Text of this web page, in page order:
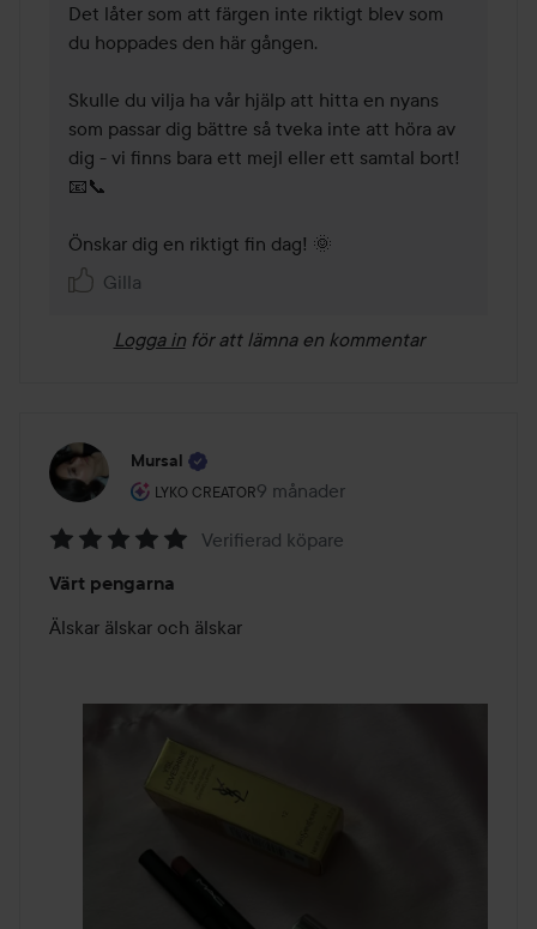
Det låter som att färgen inte riktigt blev som
du hoppades den här gången.
Skulle du vilja ha vår hjälp att hitta en nyans
som passar dig bättre så tveka inte att höra av
dig - vi finns bara ett mejl eller ett samtal bort!
📧📞
Önskar dig en riktigt fin dag! 🌞
Gilla
Logga in för att lämna en kommentar
Mursal
LYKO CREATOR
Användarens roll: Lyko Creator.
9 månader
Inlägget skapades 9 månader
5
av
Verifierad köpare
Värt pengarna
Älskar älskar och älskar